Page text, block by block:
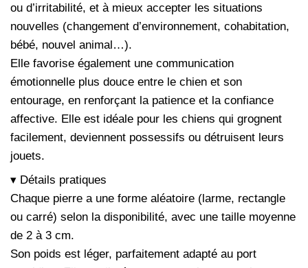
ou d’irritabilité, et à mieux accepter les situations
nouvelles (changement d’environnement, cohabitation,
bébé, nouvel animal…).
Elle favorise également une communication
émotionnelle plus douce entre le chien et son
entourage, en renforçant la patience et la confiance
affective. Elle est idéale pour les chiens qui grognent
facilement, deviennent possessifs ou détruisent leurs
jouets.
▾ Détails pratiques
Chaque pierre a une forme aléatoire (larme, rectangle
ou carré) selon la disponibilité, avec une taille moyenne
de 2 à 3 cm.
Son poids est léger, parfaitement adapté au port